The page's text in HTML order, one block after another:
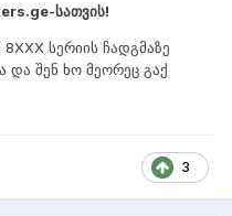
სათვის!
სერიის ჩადგმაზე
და შენ ხო მეორეც გაქ
3